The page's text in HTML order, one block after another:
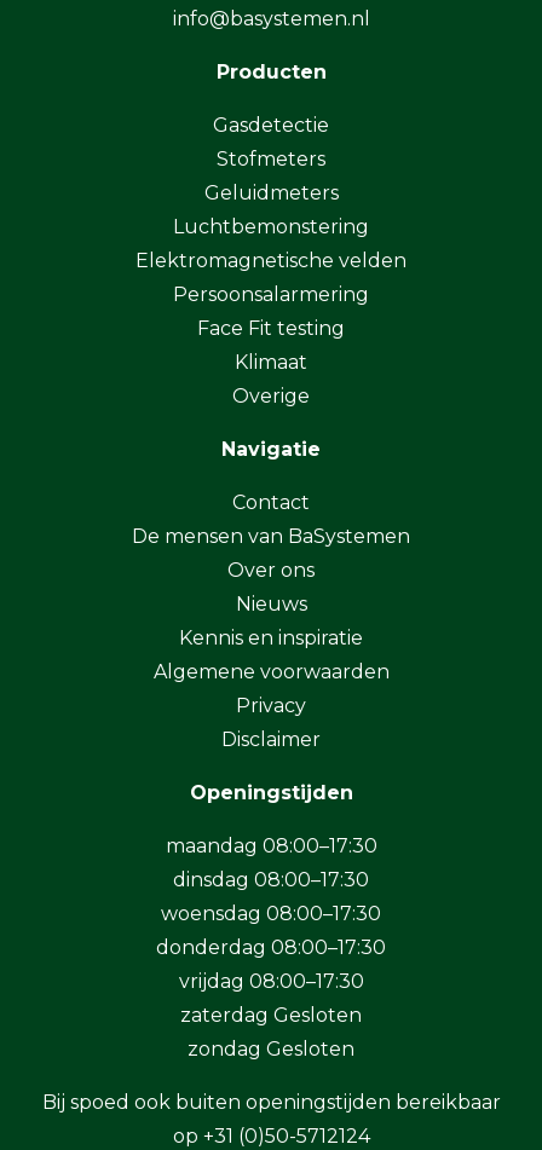
info@basystemen.nl
Producten
Gasdetectie
Stofmeters
Geluidmeters
Luchtbemonstering
Elektromagnetische velden
Persoonsalarmering
Face Fit testing
Klimaat
Overige
Navigatie
Contact
De mensen van BaSystemen
Over ons
Nieuws
Kennis en inspiratie
Algemene voorwaarden
Privacy
Disclaimer
Openingstijden
maandag 08:00–17:30
dinsdag 08:00–17:30
woensdag 08:00–17:30
donderdag 08:00–17:30
vrijdag 08:00–17:30
zaterdag Gesloten
zondag Gesloten
Bij spoed ook buiten openingstijden bereikbaar
op +31 (0)50-5712124